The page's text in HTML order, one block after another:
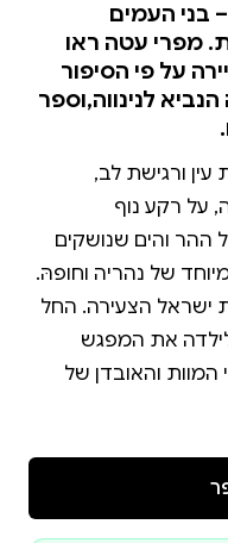
בני העמים
מפרי עטה ראו
על פי הסיפור
לנינווה,וספר
ורגישת לב,
על רקע נוף
והים שנושקים
ישראל הצעירה. החל
את המפגש
המוות והאובדן של
של נערים מתבגרים
תנועת נוער דתית.